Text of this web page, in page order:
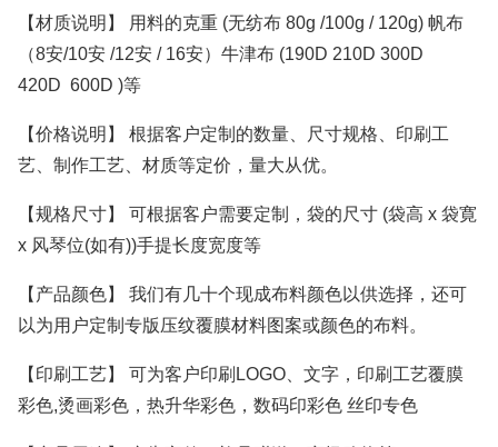
【材质说明】 用料的克重 (无纺布 80g /100g / 120g) 帆布
（8安/10安 /12安 / 16安）牛津布 (190D 210D 300D
420D 600D )等
【价格说明】 根据客户定制的数量、尺寸规格、印刷工
艺、制作工艺、材质等定价，量大从优。
【规格尺寸】 可根据客户需要定制，袋的尺寸 (袋高 x 袋寛
x 风琴位(如有))手提长度宽度等
【产品颜色】 我们有几十个现成布料颜色以供选择，还可
以为用户定制专版压纹覆膜材料图案或颜色的布料。
【印刷工艺】 可为客户印刷LOGO、文字，印刷工艺覆膜
彩色,烫画彩色，热升华彩色，数码印彩色 丝印专色